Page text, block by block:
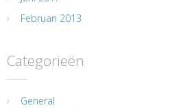
Februari 2013
Categorieën
General